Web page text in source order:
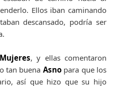
Ellos iban caminando
descansado, podría ser
Mujeres, y ellas comentaron
tan buena Asno para que los
así que hizo que su hijo